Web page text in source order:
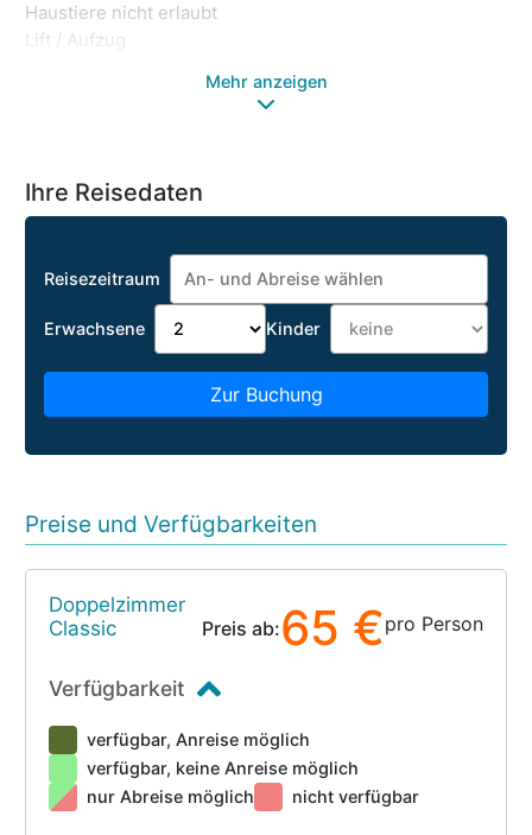
Haustiere nicht erlaubt
Lift / Aufzug
Mehr anzeigen
Ihre Reisedaten
Reisezeitraum
Erwachsene Kinder
Zur Buchung
Preise und Verfügbarkeiten
Doppelzimmer
Classic
Preis ab:65 €pro Person
Verfügbarkeit
verfügbar, Anreise möglich
verfügbar, keine Anreise möglich
nur Abreise möglich
nicht verfügbar